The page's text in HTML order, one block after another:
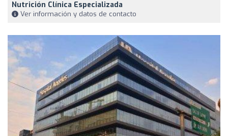
Nutrición Clínica Especializada
Ver información y datos de contacto